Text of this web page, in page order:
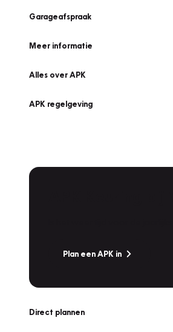
Garageafspraak
Meer informatie
Alles over APK
APK regelgeving
Plan een APK in
Direct plannen